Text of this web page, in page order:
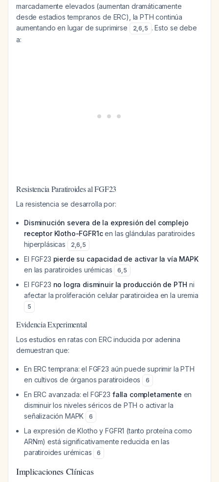
marcadamente elevados (aumentan dramáticamente
desde estadios tempranos de ERC), la PTH continúa
aumentando en lugar de suprimirse
2,6,5 . Esto se debe
a:
Resistencia Paratiroides al FGF23
La resistencia se desarrolla por:
Disminución severa de la expresión del complejo
receptor Klotho-FGFR1cen las glándulas paratiroides
hiperplásicas
2,6,5
El FGF23 pierde su capacidad de activar la vía MAPK
en las paratiroides urémicas
6,5
El FGF23 no logra disminuir la producción de PTH ni
afectar la proliferación celular paratiroidea en la uremia
5
Evidencia Experimental
Los estudios en ratas con ERC inducida por adenina
demuestran que:
En ERC temprana: el FGF23 aún puede suprimir la PTH
en cultivos de órganos paratiroideos
6
En ERC avanzada: el FGF23 falla completamente en
disminuir los niveles séricos de PTH o activar la
señalización MAPK
6
La expresión de Klotho y FGFR1 (tanto proteína como
ARNm) está significativamente reducida en las
paratiroides urémicas
6
Implicaciones Clínicas